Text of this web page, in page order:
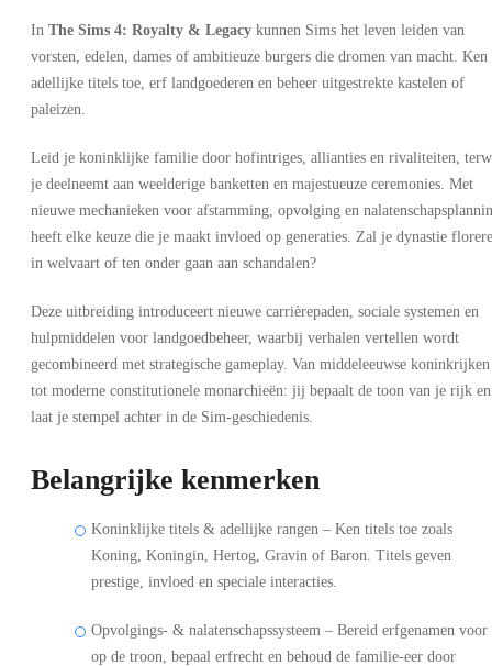
In The Sims 4: Royalty & Legacy kunnen Sims het leven leiden van
vorsten, edelen, dames of ambitieuze burgers die dromen van macht. Ken
adellijke titels toe, erf landgoederen en beheer uitgestrekte kastelen of
paleizen.
Leid je koninklijke familie door hofintriges, allianties en rivaliteiten,
je deelneemt aan weelderige banketten en majestueuze ceremonies. Met
nieuwe mechanieken voor afstamming, opvolging en
heeft elke keuze die je maakt invloed op generaties. Zal je dynastie
in welvaart of ten onder gaan aan schandalen?
Deze uitbreiding introduceert nieuwe carrièrepaden, sociale systemen en
hulpmiddelen voor landgoedbeheer, waarbij verhalen vertellen wordt
gecombineerd met strategische gameplay. Van middeleeuwse koninkrijken
tot moderne constitutionele monarchieën: jij bepaalt de toon van je rijk en
laat je stempel achter in de Sim-geschiedenis.
Belangrijke kenmerken
Koninklijke titels & adellijke rangen – Ken titels toe zoals
Koning, Koningin, Hertog, Gravin of Baron. Titels geven
prestige, invloed en speciale interacties.
Opvolgings- & nalatenschapssysteem – Bereid erfgenamen voor
op de troon, bepaal erfrecht en behoud de familie-eer door